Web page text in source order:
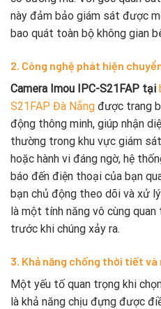
này đảm bảo giám sát được
bao quát toàn bộ không gian
2. Công nghệ phát hiện
Camera Imou IPC-S21FAP tại
S21FAP Đà Nẵng được trang
động thông minh, giúp nhận
thường trong khu vực giám
hoặc hành vi đáng ngờ, hệ
báo đến điện thoại của bạn
bạn chủ động theo dõi và xử
là một tính năng vô cùng
trước khi chúng xảy ra.
3. Khả năng chống thời tiết
Một yếu tố quan trọng khi
là khả năng chịu đựng được